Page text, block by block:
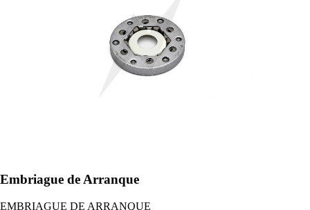
Embriague de Arranque
EMBRIAGUE DE ARRANQUE